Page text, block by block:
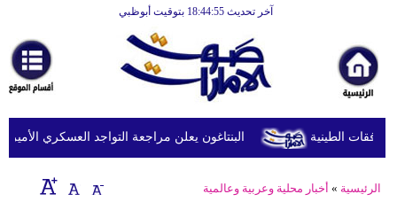
آخر تحديث 18:44:55 بتوقيت أبوظبي
أخبارعاجلة
رياضة
ثقافة
إقتصاد
البنتاغون يعلن مراجعة التواجد العسكري الأميركي
الرئيسية » أخبار محلية وعربية وعالمية